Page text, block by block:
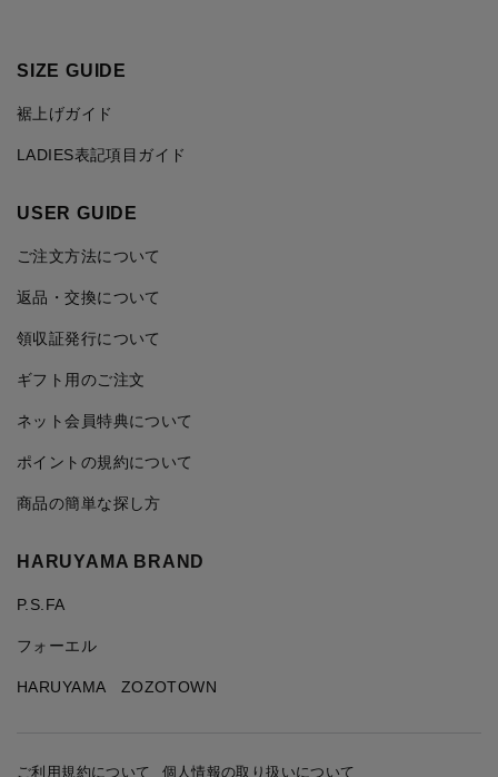
SIZE GUIDE
裾上げガイド
LADIES表記項目ガイド
USER GUIDE
ご注文方法について
返品・交換について
領収証発行について
ギフト用のご注文
ネット会員特典について
ポイントの規約について
商品の簡単な探し方
HARUYAMA BRAND
P.S.FA
フォーエル
HARUYAMA ZOZOTOWN
ご利用規約について 個人情報の取り扱いについて